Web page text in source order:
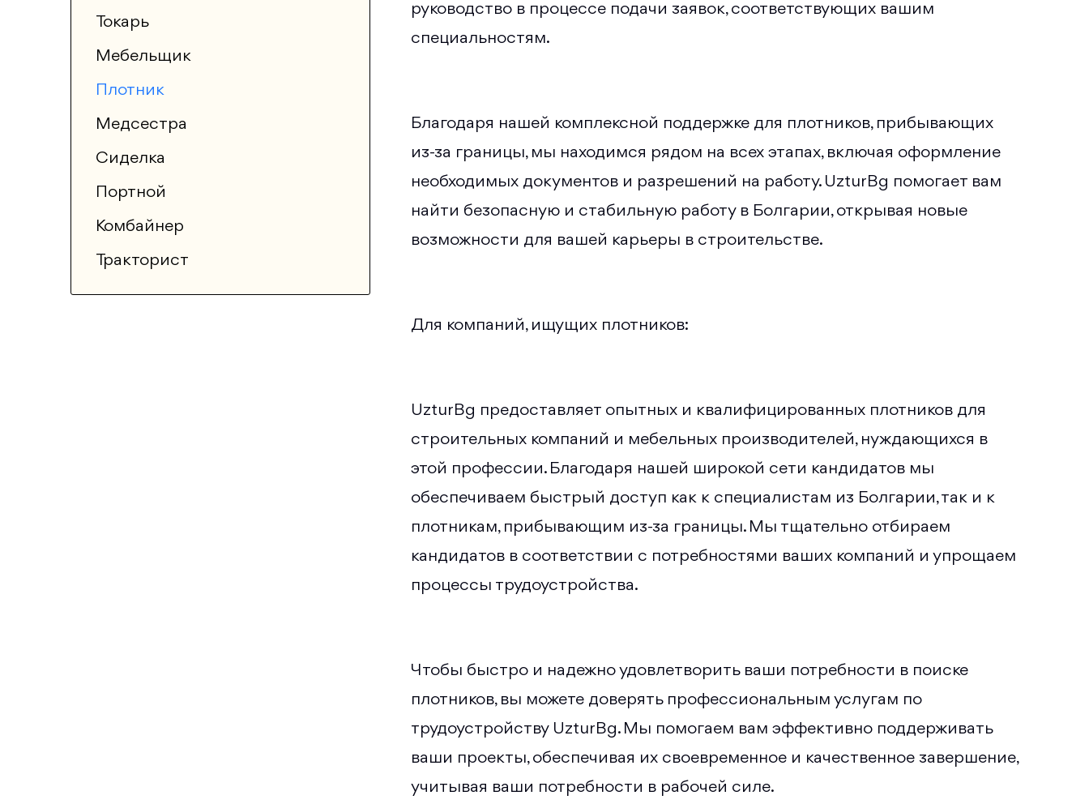
Токарь
Мебельщик
Плотник
Медсестра
Сиделка
Портной
Комбайнер
Тракторист
руководство в процессе подачи заявок, соответствующих вашим
специальностям.
Благодаря нашей комплексной поддержке для плотников, прибывающих
из-за границы, мы находимся рядом на всех этапах, включая оформление
необходимых документов и разрешений на работу. UzturBg помогает вам
найти безопасную и стабильную работу в Болгарии, открывая новые
возможности для вашей карьеры в строительстве.
Для компаний, ищущих плотников:
UzturBg предоставляет опытных и квалифицированных плотников для
строительных компаний и мебельных производителей, нуждающихся в
этой профессии. Благодаря нашей широкой сети кандидатов мы
обеспечиваем быстрый доступ как к специалистам из Болгарии, так и к
плотникам, прибывающим из-за границы. Мы тщательно отбираем
кандидатов в соответствии с потребностями ваших компаний и упрощаем
процессы трудоустройства.
Чтобы быстро и надежно удовлетворить ваши потребности в поиске
плотников, вы можете доверять профессиональным услугам по
трудоустройству UzturBg. Мы помогаем вам эффективно поддерживать
ваши проекты, обеспечивая их своевременное и качественное завершение,
учитывая ваши потребности в рабочей силе.